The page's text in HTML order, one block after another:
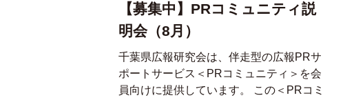
【募集中】PRコミュニティ説
明会（8月）
千葉県広報研究会は、伴走型の広報PRサ
ポートサービス＜PRコミュニティ＞を会
員向けに提供しています。 この＜PRコミ